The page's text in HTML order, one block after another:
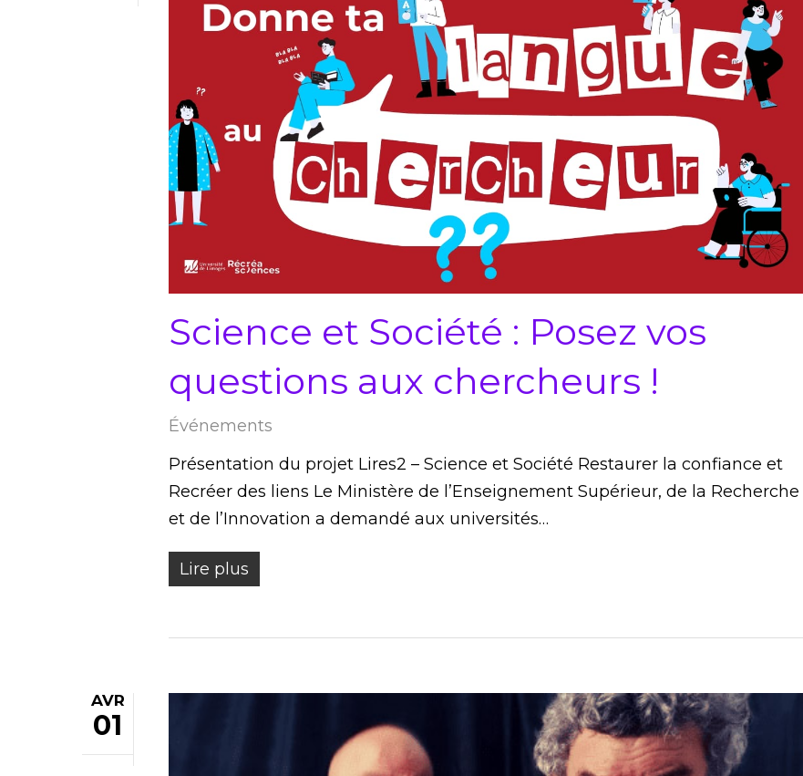
Science et Société : Posez vos
questions aux chercheurs !
Événements
Présentation du projet Lires2 – Science et Société Restaurer la confiance et
Recréer des liens Le Ministère de l’Enseignement Supérieur, de la Recherche
et de l’Innovation a demandé aux universités…
Lire plus
AVR
01